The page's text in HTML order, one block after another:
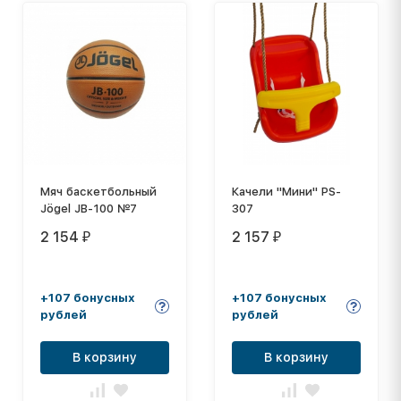
Мяч баскетбольный
Jögel JB-100 №7
2 154 ₽
+107 бонусных
рублей
В корзину
Качели "Мини" PS-
307
2 157 ₽
+107 бонусных
рублей
В корзину